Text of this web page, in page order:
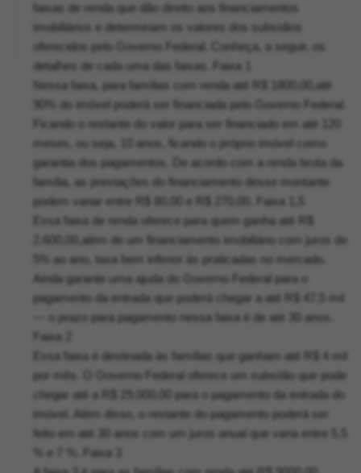
faixas de renda que dão direito aos financiamentos
imobiliários e determinam os valores dos subsídios
oferecidos pelo Governo Federal. Conheça, a seguir, os
detalhes de cada uma das faixas. Faixa 1
Nessa faixa, para famílias com renda até R$ 1800,00,até
90% do imóvel poderá ser financiada pelo Governo Federal.
Ficando o restante do valor para ser financiado em até 120
meses, ou seja, 10 anos, ficando o próprio imóvel como
garantia dos pagamentos. De acordo com a renda bruta da
família, as prestações do financiamento desse montante
podem variar entre R$ 80,00 e R$ 270,00. Faixa 1,5
Essa faixa de renda oferece para quem ganha até R$
2.600,00,além de um financiamento imobiliário com juros de
5% ao ano, taxa bem inferior às praticadas no mercado.
Ainda garante uma ajuda do Governo Federal para o
pagamento da entrada que poderá chegar a até R$ 47,5 mil
— o prazo para pagamento nessa faixa é de até 30 anos.
Faixa 2
Essa faixa é destinada às famílias que ganham até R$ 4 mil
por mês. O Governo Federal oferece um subsídio que pode
chegar até a R$ 29.000,00 para o pagamento da entrada do
imóvel. Além disso, o restante do pagamento poderá ser
feito em até 30 anos com um juros anual que varia entre 5,5
% e 7 %. Faixa 3